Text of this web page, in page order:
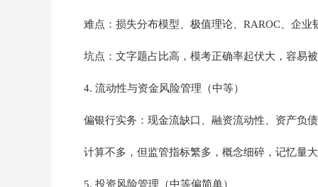
难点：损失分布模型、极值理论、RAROC、企
坑点：文字题占比高，模考正确率起伏大，容易
4. 流动性与资金风险管理（中等）
偏银行实务：现金流缺口、融资流动性、资产负
计算不多，但监管指标繁多，概念细碎，记忆量大
5. 投资风险管理（中等偏简单）